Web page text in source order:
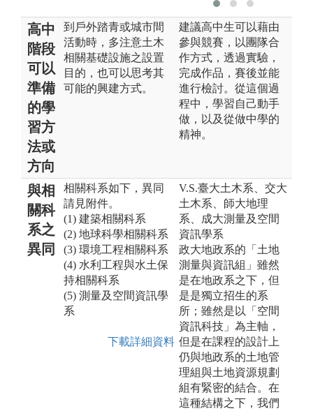
高中
階段
可以
準備
的學
習方
法或
方向
到戶外踏青或城市間
活動時，多注意土木
相關基礎設施之設置
目的，也可以思考其
可能的興建方式。
建議高中生可以藉由
參與競賽，以團隊合
作方式，透過實驗，
完成作品，賽後並能
進行檢討。從這個過
程中，學習自己動手
做，以及從做中學的
精神。
與相
關科
系之
異同
相關科系如下，異同
請見附件。
(1) 建築相關科系
(2) 地球科學相關科系
(3) 環境工程相關科系
(4) 水利工程與水土保
持相關科系
(5) 測量及空間資訊學
系
下載詳細資料
V.S.臺大土木系、交大
土木系、師大地理
系、成大測量及空間
資訊學系
政大地政系的「土地
測量與資訊組」雖然
是在地政系之下，但
是是獨立招生的系
所；雖然是以「空間
資訊科技」為主軸，
但是在課程的設計上
仍與地政系的土地管
理組與土地資源規劃
組有緊密的結合。在
這種結構之下，我們